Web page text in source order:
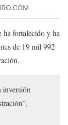
ha fortalecido y ha
de 19 mil 992
inversión